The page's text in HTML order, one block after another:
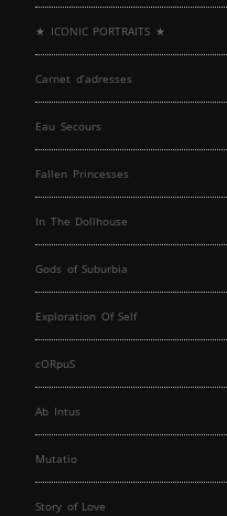
★ ICONIC PORTRAITS ★
Carnet d’adresses
Eau Secours
Fallen Princesses
In The Dollhouse
Gods of Suburbia
Exploration Of Self
cORpuS
Ab Intus
Mutatio
Story of Love